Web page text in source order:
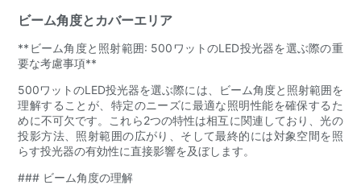
ビーム角度とカバーエリア
**ビーム角度と照射範囲: 500ワットのLED投光器を選ぶ際の重
要な考慮事項**
500ワットのLED投光器を選ぶ際には、ビーム角度と照射範囲を
理解することが、特定のニーズに最適な照明性能を確保するた
めに不可欠です。これら2つの特性は相互に関連しており、光の
投影方法、照射範囲の広がり、そして最終的には対象空間を照
らす投光器の有効性に直接影響を及ぼします。
### ビーム角度の理解